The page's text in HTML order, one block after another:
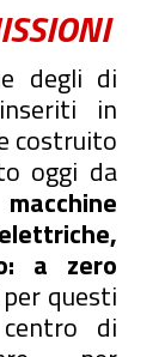
degli di
in
costruito
oggi da
macchine
a zero
questi
di